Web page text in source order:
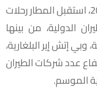
ومع انطلاق موسم صيف 2026، استقبل المطار رحلات
الدولية، من بينها
وبي إتش إير البلغارية،
عدد شركات الطيران